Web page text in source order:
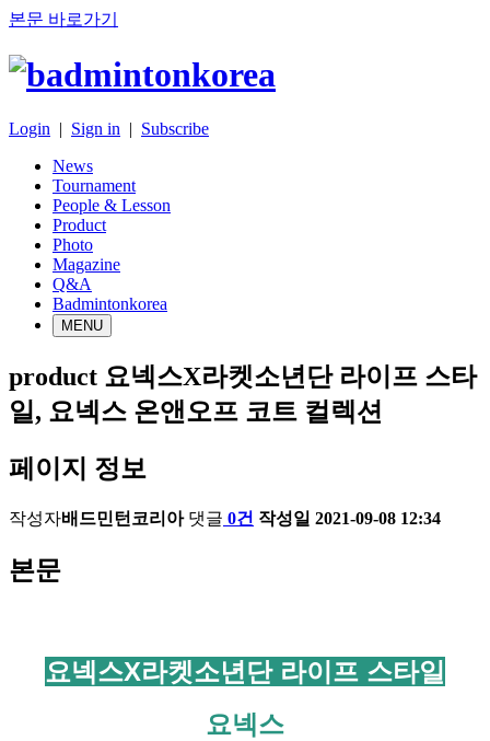
본문 바로가기
Login | Sign in | Subscribe
News
Tournament
People & Lesson
Product
Photo
Magazine
Q&A
Badmintonkorea
MENU
product 요넥스X라켓소년단 라이프 스타
일, 요넥스 온앤오프 코트 컬렉션
페이지 정보
작성자배드민턴코리아 댓글 0건 작성일 2021-09-08 12:34
본문
요넥스X라켓소년단 라이프 스타일
요넥스